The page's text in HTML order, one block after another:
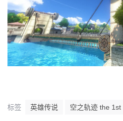
标签 英雄传说 空之轨迹 the 1st